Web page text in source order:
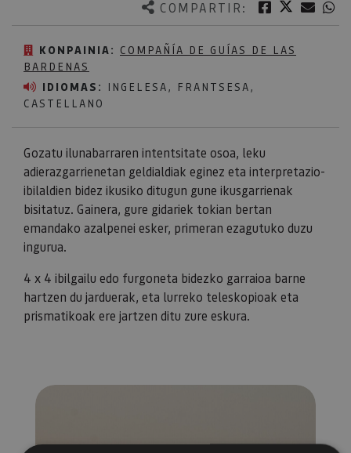
COMPARTIR: Facebook
Twitter
KONPAINIA: COMPAÑÍA DE GUÍAS DE LAS
BARDENAS
IDIOMAS:
INGELESA, FRANTSESA,
CASTELLANO
Gozatu ilunabarraren intentsitate osoa, leku
adierazgarrienetan geldialdiak eginez eta interpretazio-
ibilaldien bidez ikusiko ditugun gune ikusgarrienak
bisitatuz. Gainera, gure gidariek tokian bertan
emandako azalpenei esker, primeran ezagutuko duzu
ingurua.
4 x 4 ibilgailu edo furgoneta bidezko garraioa barne
hartzen du jarduerak, eta lurreko teleskopioak eta
prismatikoak ere jartzen ditu zure eskura.